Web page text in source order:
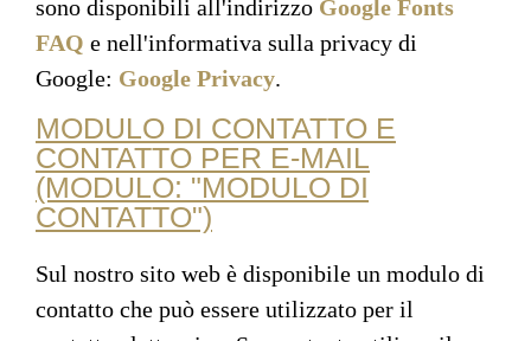
sono disponibili all'indirizzo Google Fonts
FAQ e nell'informativa sulla privacy di
Google: Google Privacy.
MODULO DI CONTATTO E
CONTATTO PER E-MAIL
(MODULO: "MODULO DI
CONTATTO")
Sul nostro sito web è disponibile un modulo di
contatto che può essere utilizzato per il